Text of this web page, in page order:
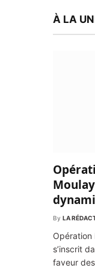
À LA
des
By LA
Opération
s’inscrit
faveur